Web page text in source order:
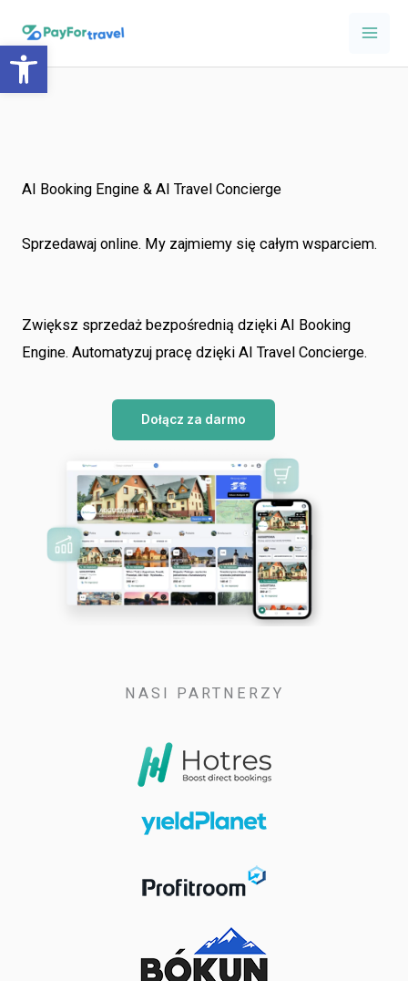
Otwórz pasek narzędzi
treści
AI Booking Engine & AI Travel Concierge
Sprzedawaj online. My zajmiemy się całym wsparciem.
Zwiększ sprzedaż bezpośrednią dzięki AI Booking
Engine. Automatyzuj pracę dzięki AI Travel Concierge.
Dołącz za darmo
NASI PARTNERZY